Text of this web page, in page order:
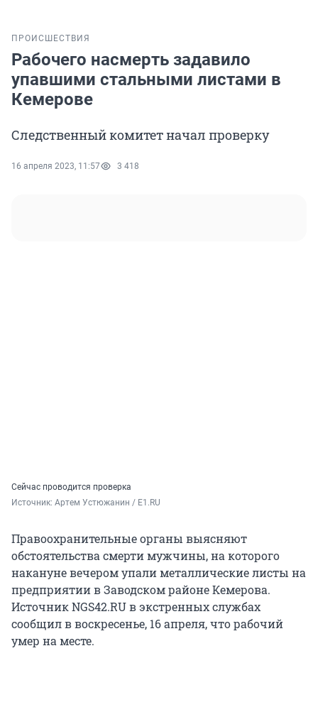
ПРОИСШЕСТВИЯ
Рабочего насмерть задавило
упавшими стальными листами в
Кемерове
Следственный комитет начал проверку
16 апреля 2023, 11:57 3 418
Сейчас проводится проверка
Источник: Артем Устюжанин / E1.RU
Правоохранительные органы выясняют
обстоятельства смерти мужчины, на которого
накануне вечером упали металлические листы на
предприятии в Заводском районе Кемерова.
Источник NGS42.RU в экстренных службах
сообщил в воскресенье, 16 апреля, что рабочий
умер на месте.